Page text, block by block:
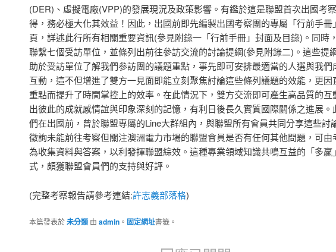
(DER)、虛擬電廠(VPP)的發展現況及政策影響。有鑑於這是聯盟首次出國考
得，務必極大化其效益！因此，出國前即先編製出國考察團的專屬「行前手冊
頁，詳述此行所有相關重要資訊(參見附錄一「行前手冊」封面及目錄)。同時
聯繫七個受訪單位，並條列出前往參訪交流的討論提綱(參見附錄二)。這些提
助於受訪單位了解我們参訪團的議題重點，事先即可安排最適當的人選與我們
互動，這不但增進了雙方一見面即能立刻聚焦討論這些條列議題的效能，更因
重點而提升了時間掌控上的效率。在此情況下，雙方交流即可產生高品質的互
出彼此的成就感情誼與印象深刻的記憶，有利日後長久實質國際關係之進展。
們在出國前，曾於聯盟專屬的Line大群組內，與聯盟所有會員共同分享這些討
徵詢未能前往考察但關注澳洲電力市場的聯盟會員是否有任何其他問題，可由
為收集資料與答案，以利發揮聯盟綜效。這種專業領域知識共鳴互益的「多贏
式，頗獲聯盟會員們的支持與好評。
(完整考察報告請參考連結:許志義部落格)
本篇發表於未分類由 admin。 固定網址書籤。